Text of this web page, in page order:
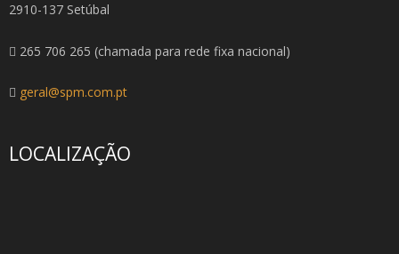
2910-137 Setúbal
265 706 265 (chamada para rede fixa nacional)
geral@spm.com.pt
LOCALIZAÇÃO